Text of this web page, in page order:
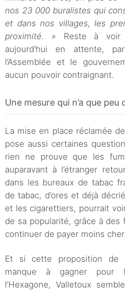
nos 23 000 buralistes qui
et dans nos villages, les
proximité. » Reste à voir
aujourd’hui en attente,
l’Assemblée et le
aucun pouvoir contraignant.
Une mesure qui n’a que peu
La mise en place réclamée
pose aussi certaines
rien ne prouve que les
auparavant à l’étranger
dans les bureaux de tabac
de tabac, d’ores et déjà
et les cigarettiers, pourrait
de sa popularité, grâce à des
continuer de payer moins
Et si cette proposition de
manque à gagner pour
l’Hexagone, Valletoux